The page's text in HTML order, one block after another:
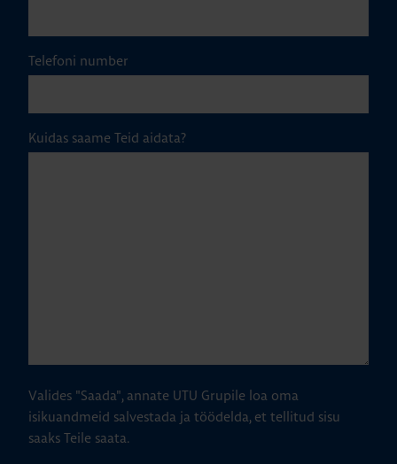
Telefoni number
Kuidas saame Teid aidata?
Valides "Saada", annate UTU Grupile loa oma
isikuandmeid salvestada ja töödelda, et tellitud sisu
saaks Teile saata.